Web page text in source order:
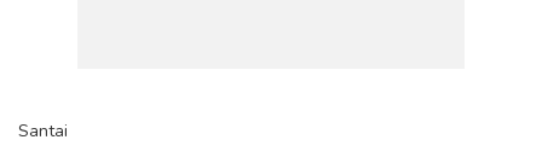
Santai